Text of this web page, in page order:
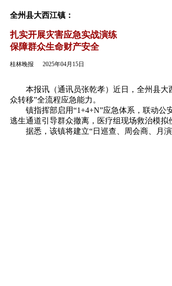
全州县大西江镇：
扎实开展灾害应急实战演练
保障群众生命财产安全
桂林晚报 2025年04月15日
本报讯（通讯员张乾孝）近日，全州县大
众转移”全流程应急能力。
镇指挥部启用“1+4+N”应急体系，联动公
逃生通道引导群众撤离，医疗组现场救治模拟
据悉，该镇将建立“日巡查、周会商、月演